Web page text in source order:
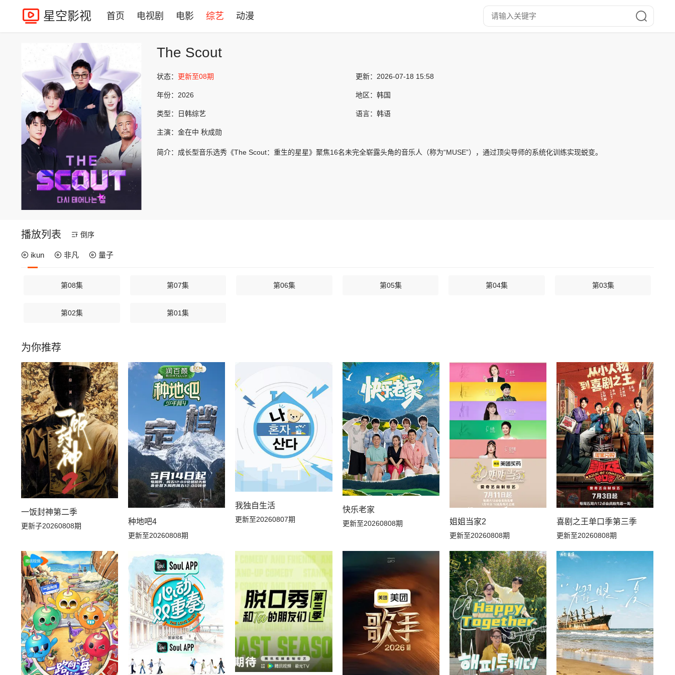
星空影视 首页 电视剧 电影 综艺 动漫
The Scout
状态： 更新至08期 更新： 2026-07-18 15:58
年份： 2026 地区： 韩国
类型： 日韩综艺 语言： 韩语
主演： 金在中 秋成勋
简介： 成长型音乐选秀《The Scout：重生的星星》聚焦16名未完全崭露头角的音乐人（称为“MUSE”），通过顶尖导师的系统化训练实现蜕变。
播放列表 倒序
ikun 非凡 量子
第08集 第07集 第06集 第05集 第04集 第03集
第02集 第01集
为你推荐
一饭封神第二季
更新子20260808期 种地吧4
更新至20260808期
我独自生活
更新至20260807期
快乐老家
更新至20260808期 姐姐当家2
更新至20260808期
喜剧之王单口季第三季
更新至20260808期